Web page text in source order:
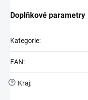
Doplňkové parametry
Kategorie:
EAN:
? Kraj: